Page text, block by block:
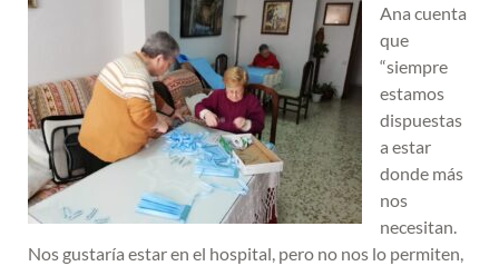
Ana cuenta
que
“siempre
estamos
dispuestas
a estar
donde más
nos
necesitan.
Nos gustaría estar en el hospital, pero no nos lo permiten,